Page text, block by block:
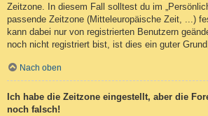
Zeitzone. In diesem Fall solltest du im
passende Zeitzone (Mitteleuropäische Zeit, ...)
kann dabei nur von registrierten Benutzern
noch nicht registriert bist, ist dies ein guter
Nach oben
Ich habe die Zeitzone eingestellt, aber die
noch falsch!